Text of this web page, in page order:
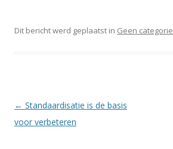
Dit bericht werd geplaatst in Geen categorie
Berichtnavigatie
← Standaardisatie is de basis
voor verbeteren